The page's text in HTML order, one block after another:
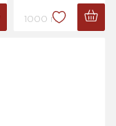
1000 г.